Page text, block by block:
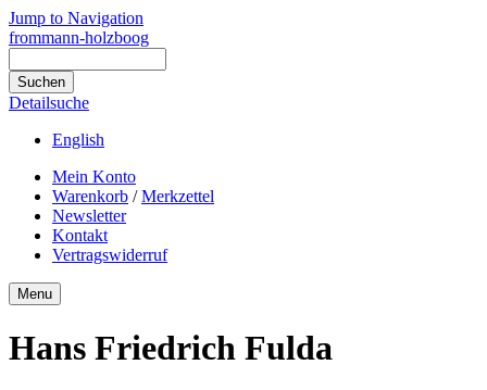
Jump to Navigation
frommann-holzboog
Detailsuche
English
Mein Konto
Warenkorb /Merkzettel
Newsletter
Kontakt
Vertragswiderruf
Menu
Hans Friedrich Fulda